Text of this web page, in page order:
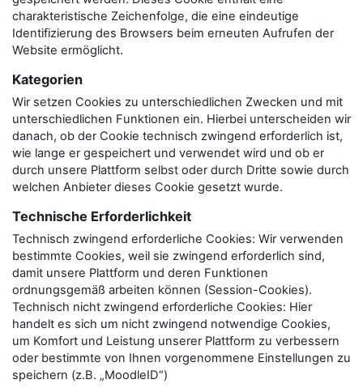
charakteristische Zeichenfolge, die eine eindeutige
Identifizierung des Browsers beim erneuten Aufrufen der
Website ermöglicht.
Kategorien
Wir setzen Cookies zu unterschiedlichen Zwecken und mit
unterschiedlichen Funktionen ein. Hierbei unterscheiden wir
danach, ob der Cookie technisch zwingend erforderlich ist,
wie lange er gespeichert und verwendet wird und ob er
durch unsere Plattform selbst oder durch Dritte sowie durch
welchen Anbieter dieses Cookie gesetzt wurde.
Technische Erforderlichkeit
Technisch zwingend erforderliche Cookies: Wir verwenden
bestimmte Cookies, weil sie zwingend erforderlich sind,
damit unsere Plattform und deren Funktionen
ordnungsgemäß arbeiten können (Session-Cookies).
Technisch nicht zwingend erforderliche Cookies: Hier
handelt es sich um nicht zwingend notwendige Cookies,
um Komfort und Leistung unserer Plattform zu verbessern
oder bestimmte von Ihnen vorgenommene Einstellungen zu
speichern (z.B. „MoodleID“)